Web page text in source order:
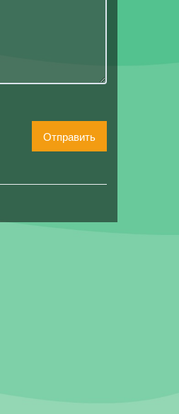
Отправить